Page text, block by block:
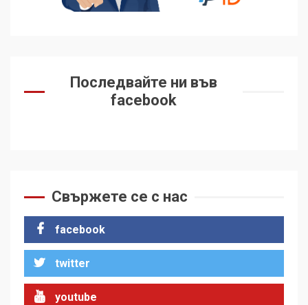
Последвайте ни във
facebook
Свържете се с нас
facebook
twitter
youtube